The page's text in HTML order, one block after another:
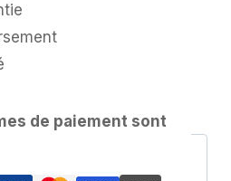
de paiement sont